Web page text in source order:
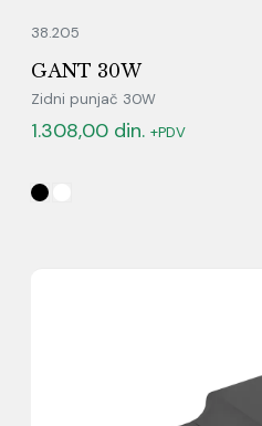
38.205
GANT 30W
Zidni punjač 30W
1.308,00 din. +PDV